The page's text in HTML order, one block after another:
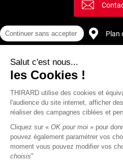
Plan
Continuer sans accepter
Salut c'est nous...
les Cookies !
THIRARD utilise des cookies et
l'audience du site internet, afficher
réaliser des campagnes ciblées et
Cliquez sur « OK pour moi » pour
pouvez également paramétrer vos
moment vous pouvez modifier vos
choisis"